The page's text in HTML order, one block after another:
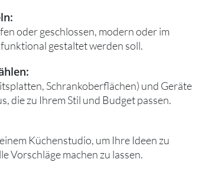
oder geschlossen, modern oder im
gestaltet werden soll.
Schrankoberflächen) und Geräte
die zu Ihrem Stil und Budget passen.
Küchenstudio, um Ihre Ideen zu
Vorschläge machen zu lassen.